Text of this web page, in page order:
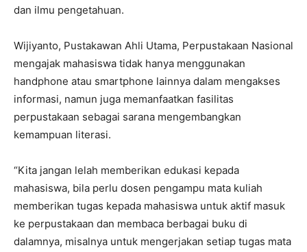
dan ilmu pengetahuan.
Wijiyanto, Pustakawan Ahli Utama, Perpustakaan Nasional
mengajak mahasiswa tidak hanya menggunakan
handphone atau smartphone lainnya dalam mengakses
informasi, namun juga memanfaatkan fasilitas
perpustakaan sebagai sarana mengembangkan
kemampuan literasi.
“Kita jangan lelah memberikan edukasi kepada
mahasiswa, bila perlu dosen pengampu mata kuliah
memberikan tugas kepada mahasiswa untuk aktif masuk
ke perpustakaan dan membaca berbagai buku di
dalamnya, misalnya untuk mengerjakan setiap tugas mata